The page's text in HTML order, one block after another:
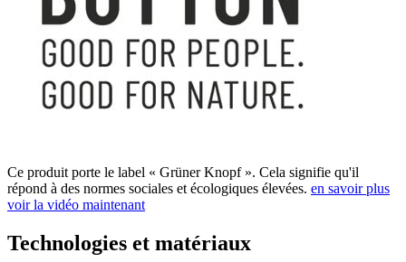
Ce produit porte le label « Grüner Knopf ». Cela signifie qu'il
répond à des normes sociales et écologiques élevées. en savoir plus
voir la vidéo maintenant
Technologies et matériaux